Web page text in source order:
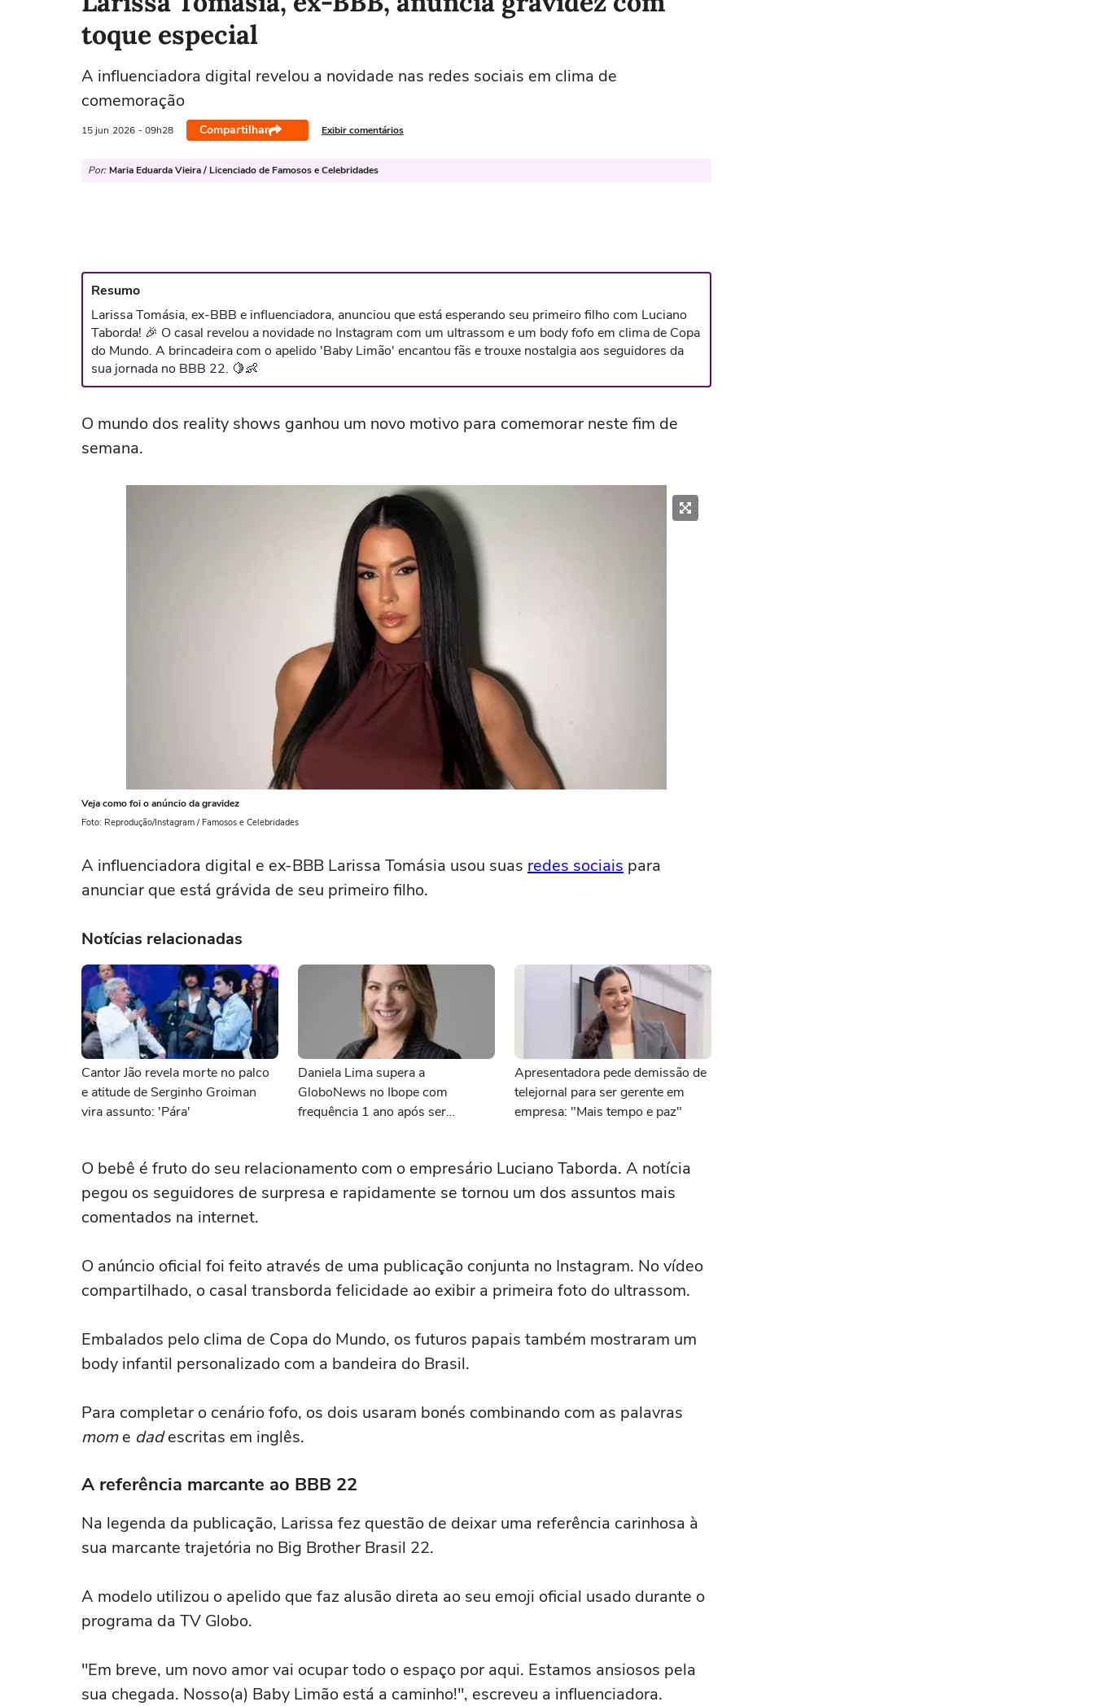
toque especial
A influenciadora digital revelou a novidade nas redes sociais em clima de
comemoração
15 jun 2026 - 09h28 Compartilhar Exibir comentários
Por: Maria Eduarda Vieira / Licenciado de Famosos e Celebridades
Resumo
Larissa Tomásia, ex-BBB e influenciadora, anunciou que está esperando seu primeiro filho com Luciano
Taborda! 🎉 O casal revelou a novidade no Instagram com um ultrassom e um body fofo em clima de Copa
do Mundo. A brincadeira com o apelido 'Baby Limão' encantou fãs e trouxe nostalgia aos seguidores da
sua jornada no BBB 22. 🍋👶
O mundo dos reality shows ganhou um novo motivo para comemorar neste fim de
semana.
Veja como foi o anúncio da gravidez
Foto: Reprodução/Instagram / Famosos e Celebridades
A influenciadora digital e ex-BBB Larissa Tomásia usou suas redes sociais para
anunciar que está grávida de seu primeiro filho.
Notícias relacionadas
Cantor Jão revela morte no palco
e atitude de Serginho Groiman
vira assunto: 'Pára'
Daniela Lima supera a
GloboNews no Ibope com
frequência 1 ano após ser
Apresentadora pede demissão de
telejornal para ser gerente em
empresa: "Mais tempo e paz"
O bebê é fruto do seu relacionamento com o empresário Luciano Taborda. A notícia
pegou os seguidores de surpresa e rapidamente se tornou um dos assuntos mais
comentados na internet.
O anúncio oficial foi feito através de uma publicação conjunta no Instagram. No vídeo
compartilhado, o casal transborda felicidade ao exibir a primeira foto do ultrassom.
Embalados pelo clima de Copa do Mundo, os futuros papais também mostraram um
body infantil personalizado com a bandeira do Brasil.
Para completar o cenário fofo, os dois usaram bonés combinando com as palavras
mome dadescritas em inglês.
A referência marcante ao BBB 22
Na legenda da publicação, Larissa fez questão de deixar uma referência carinhosa à
sua marcante trajetória no Big Brother Brasil 22.
A modelo utilizou o apelido que faz alusão direta ao seu emoji oficial usado durante o
programa da TV Globo.
"Em breve, um novo amor vai ocupar todo o espaço por aqui. Estamos ansiosos pela
sua chegada. Nosso(a) Baby Limão está a caminho!", escreveu a influenciadora.